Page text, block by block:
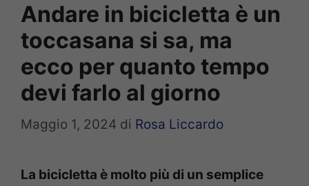
Andare in bicicletta è un
toccasana si sa, ma
ecco per quanto tempo
devi farlo al giorno
Maggio 1, 2024 di Rosa Liccardo
La bicicletta è molto più di un semplice